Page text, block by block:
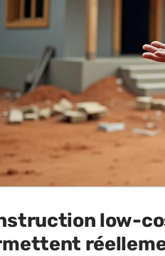
low-